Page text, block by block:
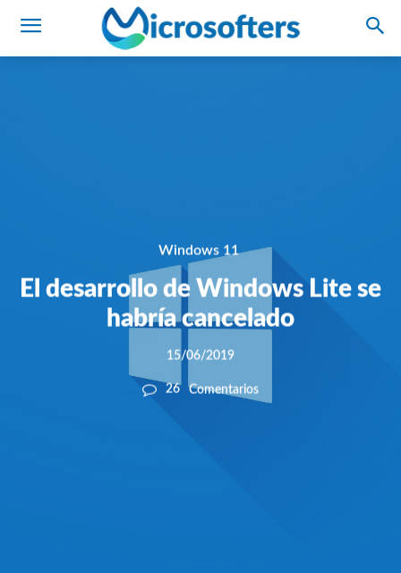
Windows 11
El desarrollo de Windows Lite se
habría cancelado
15/06/2019
26 Comentarios